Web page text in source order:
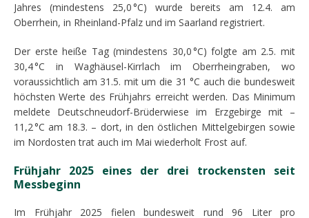
Jahres (mindestens 25,0 °C) wurde bereits am 12.4. am
Oberrhein, in Rheinland-Pfalz und im Saarland registriert.
Der erste heiße Tag (mindestens 30,0 °C) folgte am 2.5. mit
30,4 °C in Waghäusel-Kirrlach im Oberrheingraben, wo
voraussichtlich am 31.5. mit um die 31 °C auch die bundesweit
höchsten Werte des Frühjahrs erreicht werden. Das Minimum
meldete Deutschneudorf-Brüderwiese im Erzgebirge mit –
11,2 °C am 18.3. – dort, in den östlichen Mittelgebirgen sowie
im Nordosten trat auch im Mai wiederholt Frost auf.
Frühjahr 2025 eines der drei trockensten seit
Messbeginn
Im Frühjahr 2025 fielen bundesweit rund 96 Liter pro